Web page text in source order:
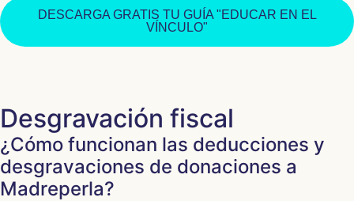
DESCARGA GRATIS TU GUÍA "EDUCAR EN EL
VÍNCULO"
Desgravación fiscal
¿Cómo funcionan las deducciones y
desgravaciones de donaciones a
Madreperla?